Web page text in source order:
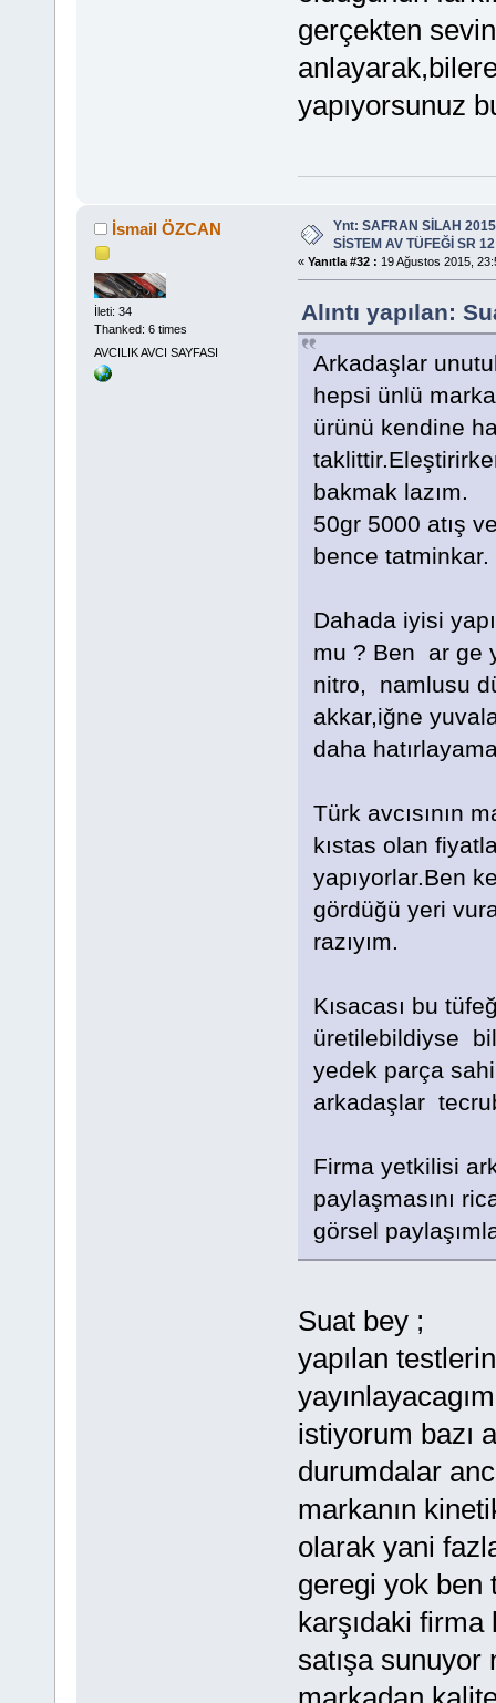
gerçekten
yapıyorsunuz
İsmail ÖZCAN
İleti: 34
Thanked: 6 times
AVCILIK AVCI SAYFASI
Ynt: SAFRAN SİLAH
SİSTEM AV TÜFEĞİ SR 12
« Yanıtla #32 : 19 Ağustos 2015,
Alıntı yapılan:
Arkadaşlar
hepsi ünlü
ürünü kendine
bakmak lazım.
50gr 5000 atış
bence tatminkar.
Dahada iyisi
mu ? Ben ar ge
nitro, namlusu
akkar,iğne
daha
Türk avcısının
kıstas olan
yapıyorlar.Ben
gördüğü yeri
razıyım.
Kısacası bu
üretilebildiyse
yedek parça
arkadaşlar
Firma yetkilisi
paylaşmasını
görsel
Suat bey ;
yapılan
istiyorum bazı
durumdalar
markanın
olarak yani
geregi yok ben
karşıdaki firma
satışa